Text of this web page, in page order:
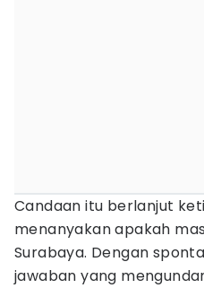
Candaan itu berlanjut
menanyakan apakah
Surabaya. Dengan
jawaban yang